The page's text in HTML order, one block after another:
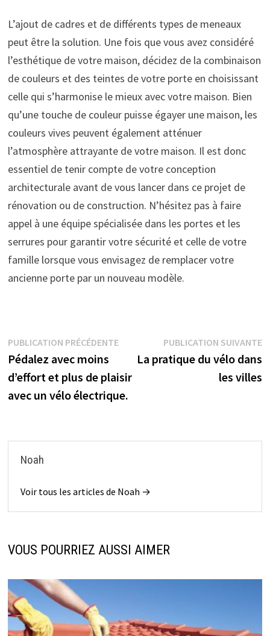
L’ajout de cadres et de différents types de meneaux
peut être la solution. Une fois que vous avez considéré
l’esthétique de votre maison, décidez de la combinaison
de couleurs et des teintes de votre porte en choisissant
celle qui s’harmonise le mieux avec votre maison. Bien
qu’une touche de couleur puisse égayer une maison, les
couleurs vives peuvent également atténuer
l’atmosphère attrayante de votre maison. Il est donc
essentiel de tenir compte de votre conception
architecturale avant de vous lancer dans ce projet de
rénovation ou de construction. N’hésitez pas à faire
appel à une équipe spécialisée dans les portes et les
serrures pour garantir votre sécurité et celle de votre
famille lorsque vous envisagez de remplacer votre
ancienne porte par un nouveau modèle.
Navigation
de
l’article
PUBLICATION PRÉCÉDENTEPublication
précédente :
Pédalez avec moins
d’effort et plus de plaisir
avec un vélo électrique.
PUBLICATION SUIVANTE
La pratique du vélo dans
les villes
Noah
Voir tous les articles de Noah →
VOUS POURRIEZ AUSSI AIMER